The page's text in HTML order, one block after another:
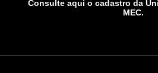
Consulte aqui o cadastro da
MEC.